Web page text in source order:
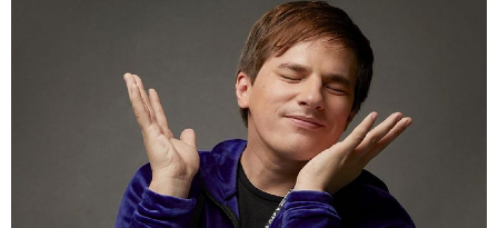
Notas
Notas